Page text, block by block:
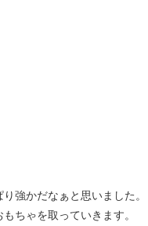
強かだなぁと思いました。
ちゃを取っていきます。